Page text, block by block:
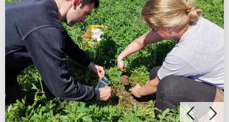
STUDIUM
BEWERBUNG
PERSONEN
FACHBEREICH 5
ZENTRALE SEITEN
PORTALE